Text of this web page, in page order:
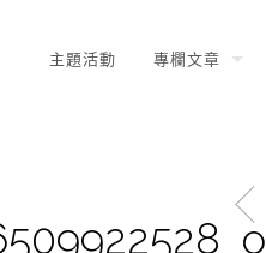
主題活動 專欄文章